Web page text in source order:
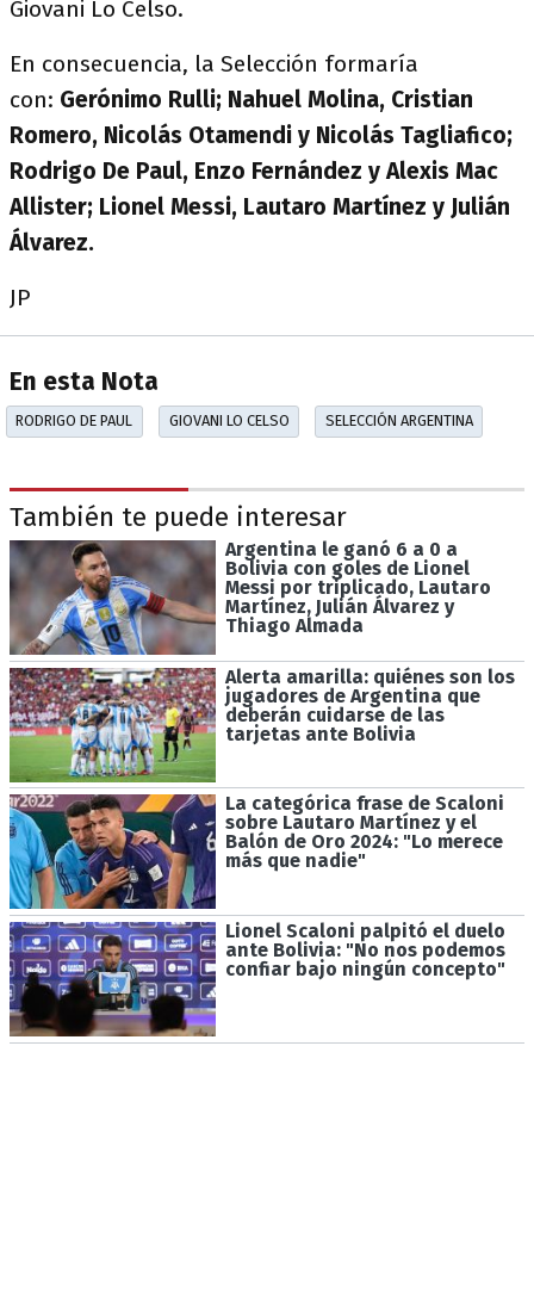
Giovani Lo Celso.
En consecuencia, la Selección formaría
con: Gerónimo Rulli; Nahuel Molina, Cristian
Romero, Nicolás Otamendi y Nicolás Tagliafico;
Rodrigo De Paul, Enzo Fernández y Alexis Mac
Allister; Lionel Messi, Lautaro Martínez y Julián
Álvarez.
JP
En esta Nota
RODRIGO DE PAUL GIOVANI LO CELSO SELECCIÓN ARGENTINA
También te puede interesar
Argentina le ganó 6 a 0 a
Bolivia con goles de Lionel
Messi por triplicado, Lautaro
Martínez, Julián Álvarez y
Thiago Almada
Alerta amarilla: quiénes son los
jugadores de Argentina que
deberán cuidarse de las
tarjetas ante Bolivia
La categórica frase de Scaloni
sobre Lautaro Martínez y el
Balón de Oro 2024: "Lo merece
más que nadie"
Lionel Scaloni palpitó el duelo
ante Bolivia: "No nos podemos
confiar bajo ningún concepto"